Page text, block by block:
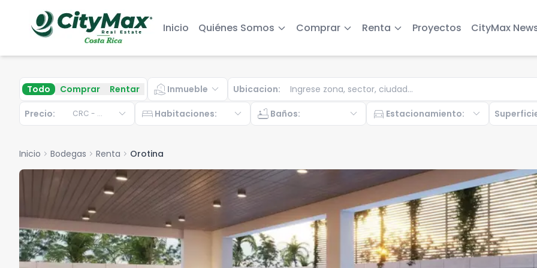
Inicio Quiénes Somos Comprar Renta Proyectos CityMax
Todo Comprar Rentar real_estate_agent Inmueble expand_more Ubicacion:
Precio: CRC - ... expand_more bed Habitaciones: expand_more bathtub Baños: expand_more directions_car Estacionamiento: expand_more
Inicio chevron_right Bodegas chevron_right Renta chevron_right Orotina